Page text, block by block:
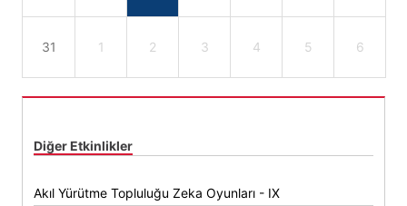
31 1 2 3 4 5 6
Diğer Etkinlikler
Akıl Yürütme Topluluğu Zeka Oyunları - IX